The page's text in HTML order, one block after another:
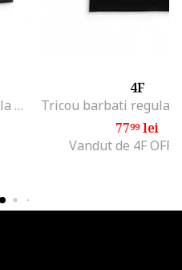
Pantaloni scurti sport croiala regular, talie ajustabila, 2 buzunare, negru, material usor
4F
7799lei
Vandut de 4F